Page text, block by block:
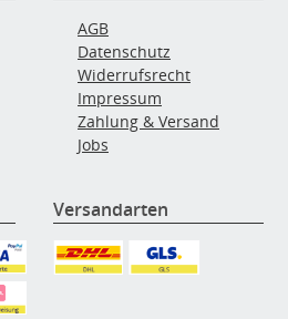
AGB
Datenschutz
Widerrufsrecht
Impressum
Zahlung & Versand
Jobs
Versandarten